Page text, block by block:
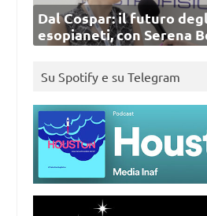
Dal Cospar: il futuro
esopianeti, con Serena
Su Spotify e su Telegram